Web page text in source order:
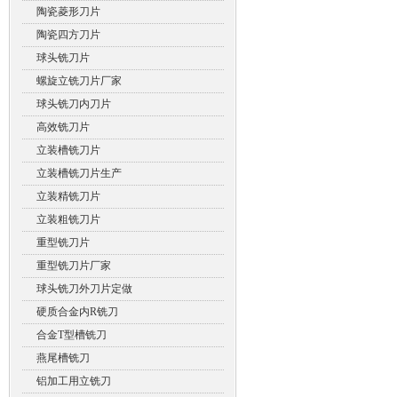
陶瓷菱形刀片
陶瓷四方刀片
球头铣刀片
螺旋立铣刀片厂家
球头铣刀内刀片
高效铣刀片
立装槽铣刀片
立装槽铣刀片生产
立装精铣刀片
立装粗铣刀片
重型铣刀片
重型铣刀片厂家
球头铣刀外刀片定做
硬质合金内R铣刀
合金T型槽铣刀
燕尾槽铣刀
铝加工用立铣刀